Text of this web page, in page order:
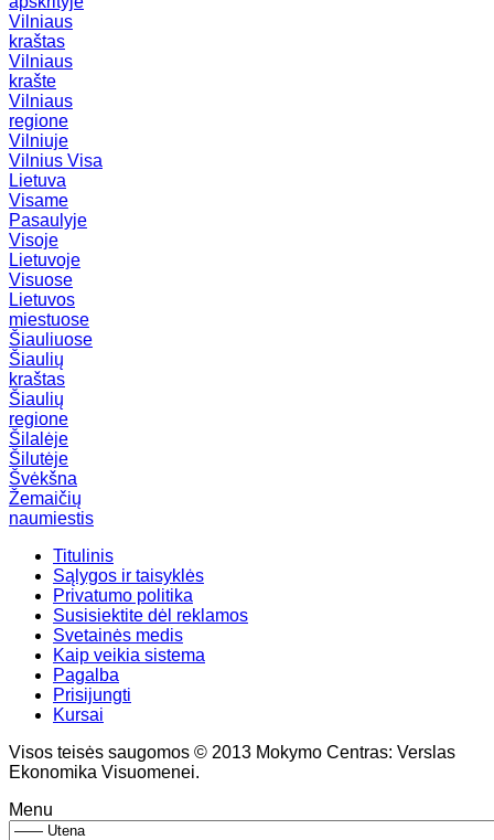
Vilniaus
kraštas
Vilniaus
krašte
Vilniaus
regione
Vilniuje
Vilnius Visa
Lietuva
Visame
Pasaulyje
Visoje
Lietuvoje
Visuose
Lietuvos
miestuose
Šiauliuose
Šiaulių
kraštas
Šiaulių
regione
Šilalėje
Šilutėje
Švėkšna
Žemaičių
naumiestis
Titulinis
Sąlygos ir taisyklės
Privatumo politika
Susisiektite dėl reklamos
Svetainės medis
Kaip veikia sistema
Pagalba
Prisijungti
Kursai
Visos teisės saugomos © 2013 Mokymo Centras: Verslas
Ekonomika Visuomenei.
Menu